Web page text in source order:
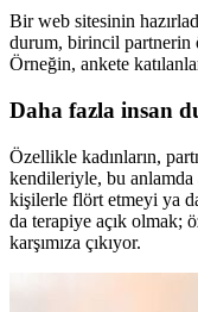
Bir web sitesinin
durum, birincil partnerin
Örneğin, ankete
Daha fazla insan
Özellikle kadınların,
kendileriyle, bu anlamda
kişilerle flört etmeyi ya
da terapiye açık olmak;
karşımıza çıkıyor.